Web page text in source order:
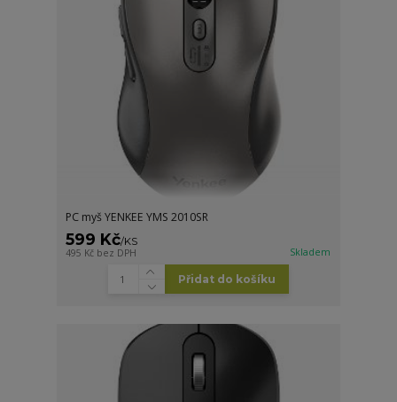
PC myš YENKEE YMS 2010SR
599 Kč/KS
495 Kč bez DPH Skladem
Přidat do košíku